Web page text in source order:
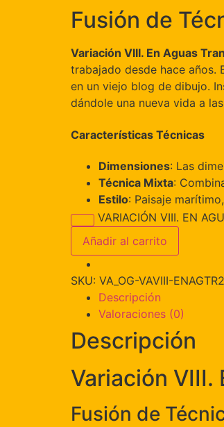
Fusión de
Variación VIII. En Aguas
trabajado desde hace años.
en un viejo blog de dibujo.
dándole una nueva vida a
Características Técnicas
Dimensiones: Las
Técnica Mixta:
Estilo: Paisaje
VARIACIÓN VIII. EN
Añadir al carrito
SKU: VA_OG-VAVIII-
Descripción
Valoraciones (0)
Descripción
Variación VIII.
Fusión de